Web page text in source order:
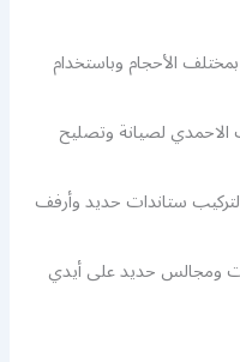
بمختلف الأحجام وباستخدام
لصيانة وتصليح
ستاندات حديد وأرفف
ومجالس حديد على أيدي